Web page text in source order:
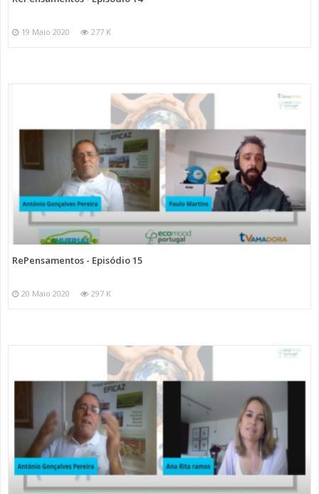
19 Maio 2020 277 K
RePensamentos - Episódio 15
20 Maio 2020 297 K